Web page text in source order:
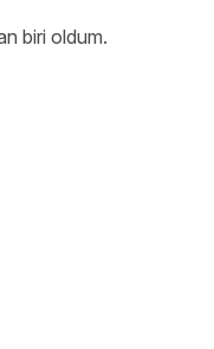
biri oldum.
şeytanin ve